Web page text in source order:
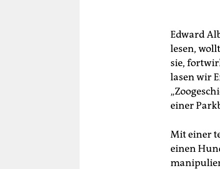
Edward
lesen,
sie,
lasen wir
einer
Mit einer
einen